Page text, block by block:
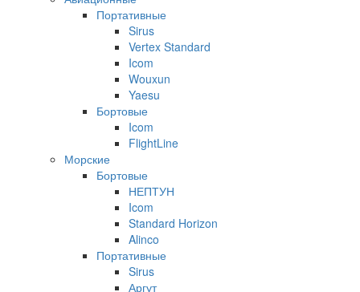
Портативные
Sirus
Vertex Standard
Icom
Wouxun
Yaesu
Бортовые
Icom
FlightLine
Морские
Бортовые
НЕПТУН
Icom
Standard Horizon
Alinco
Портативные
Sirus
Аргут